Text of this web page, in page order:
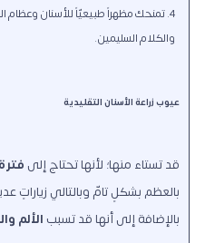
تمنحك مظهراً طبيعيّاً للأسنان
والكلام السليمين.
عيوب زراعة الأسنان التقليدية
قد تستاء منها؛ لأنها تحتاج إلى
بالعظم بشكلٍ تامّ وبالتالي زياراتٍ
بالإضافة إلى أنها قد تسبب الألم